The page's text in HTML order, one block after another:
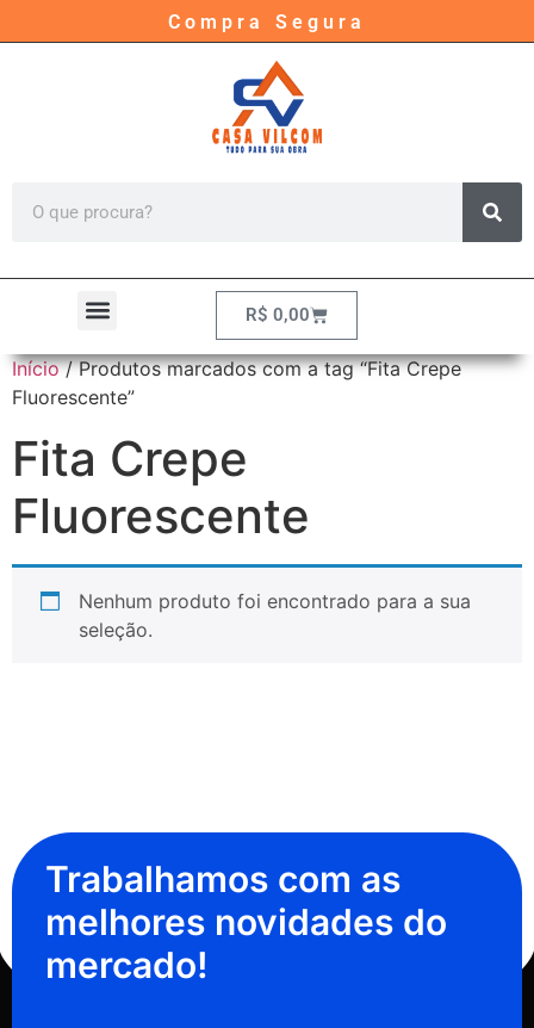
Compra Segura
R$ 0,00
Início/ Produtos marcados com a tag “Fita Crepe
Fluorescente”
Fita Crepe
Fluorescente
Nenhum produto foi encontrado para a sua
seleção.
Trabalhamos com as
melhores novidades do
mercado!